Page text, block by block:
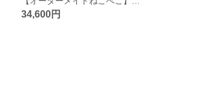
34,600円